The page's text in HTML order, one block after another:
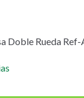
Doble Rueda